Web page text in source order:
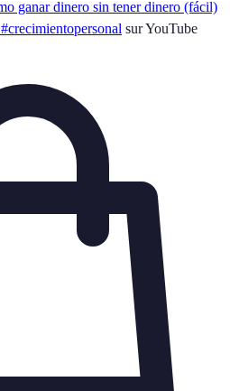
ganar dinero sin tener dinero (fácil)
sur YouTube